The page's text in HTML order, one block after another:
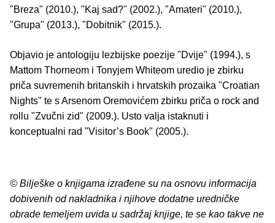
"Breza" (2010.), "Kaj sad?" (2002.), "Amateri" (2010.),
"Grupa" (2013.), "Dobitnik" (2015.).
Objavio je antologiju lezbijske poezije "Dvije" (1994.), s
Mattom Thorneom i Tonyjem Whiteom uredio je zbirku
priča suvremenih britanskih i hrvatskih prozaika "Croatian
Nights" te s Arsenom Oremovićem zbirku priča o rock and
rollu "Zvučni zid" (2009.). Usto valja istaknuti i
konceptualni rad "Visitor’s Book" (2005.).
© Bilješke o knjigama izrađene su na osnovu informacija
dobivenih od nakladnika i njihove dodatne uredničke
obrade temeljem uvida u sadržaj knjige, te se kao takve ne